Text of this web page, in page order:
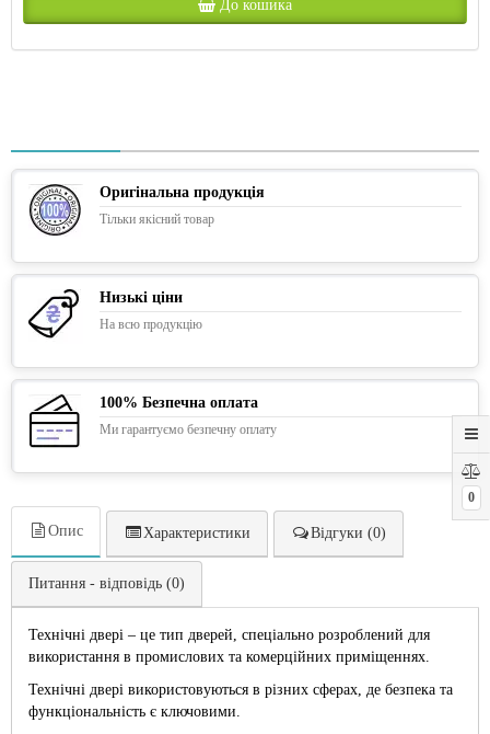
0
До кошика
Оригінальна продукція
Тільки якісний товар
Низькі ціни
На всю продукцію
100% Безпечна оплата
Ми гарантуємо безпечну оплату
Опис Характеристики Відгуки (0)
Питання - відповідь (0)
Технічні двері – це тип дверей, спеціально розроблений для
використання в промислових та комерційних приміщеннях.
Технічні двері використовуються в різних сферах, де безпека та
функціональність є ключовими.